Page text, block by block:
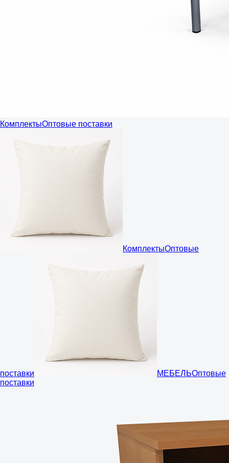
КомплектыОптовые поставки
КомплектыОптовые
поставки МЕБЕЛЬОптовые
поставки